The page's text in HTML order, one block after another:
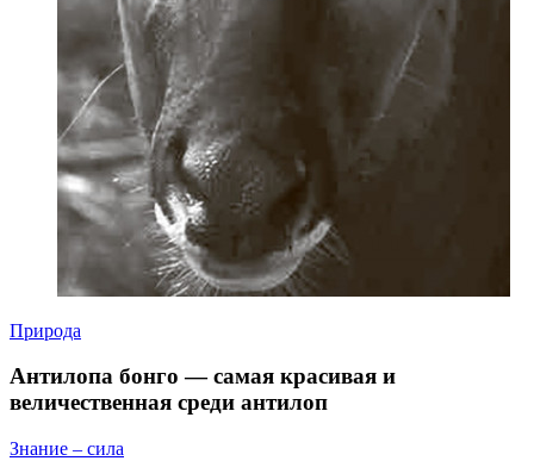
Природа
Антилопа бонго — самая красивая и
величественная среди антилоп
Знание – сила